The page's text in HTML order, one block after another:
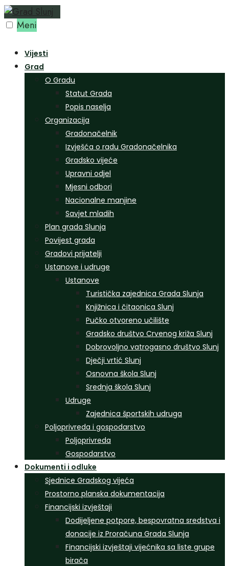
Preskoči
na Meni
Vijesti
Grad
O Gradu
Statut Grada
Popis naselja
Organizacija
Gradonačelnik
Izvješća o radu Gradonačelnika
Gradsko vijeće
Upravni odjel
Mjesni odbori
Nacionalne manjine
Savjet mladih
Plan grada Slunja
Povijest grada
Gradovi prijatelji
Ustanove i udruge
Ustanove
Turistička zajednica Grada Slunja
Knjižnica i čitaonica Slunj
Pučko otvoreno učilište
Gradsko društvo Crvenog križa Slunj
Dobrovoljno vatrogasno društvo Slunj
Dječji vrtić Slunj
Osnovna škola Slunj
Srednja škola Slunj
Udruge
Zajednica športskih udruga
Poljoprivreda i gospodarstvo
Poljoprivreda
Gospodarstvo
Dokumenti i odluke
Sjednice Gradskog vijeća
Prostorno planska dokumentacija
Financijski izvještaji
Dodijeljene potpore, bespovratna sredstva i
donacije iz Proračuna Grada Slunja
Financijski izvještaji vijećnika sa liste grupe
birača